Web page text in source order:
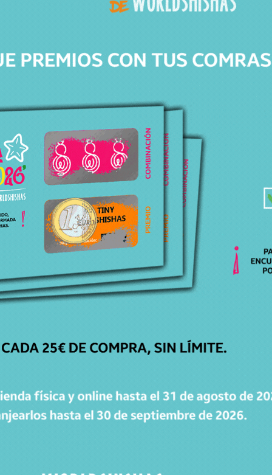
Productos relacionados
Todos los productos
ATENCIÓN
PERSONALIZADA
Respondemos todas tus dudas, ¡Contáctanos!
Para pedidos superiores a 30€ en península.
ENTREGA